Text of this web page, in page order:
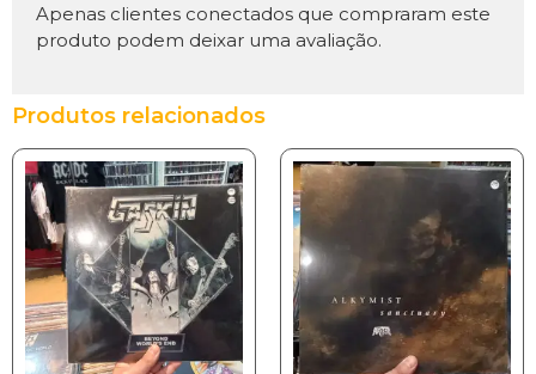
Apenas clientes conectados que compraram este
produto podem deixar uma avaliação.
Produtos relacionados